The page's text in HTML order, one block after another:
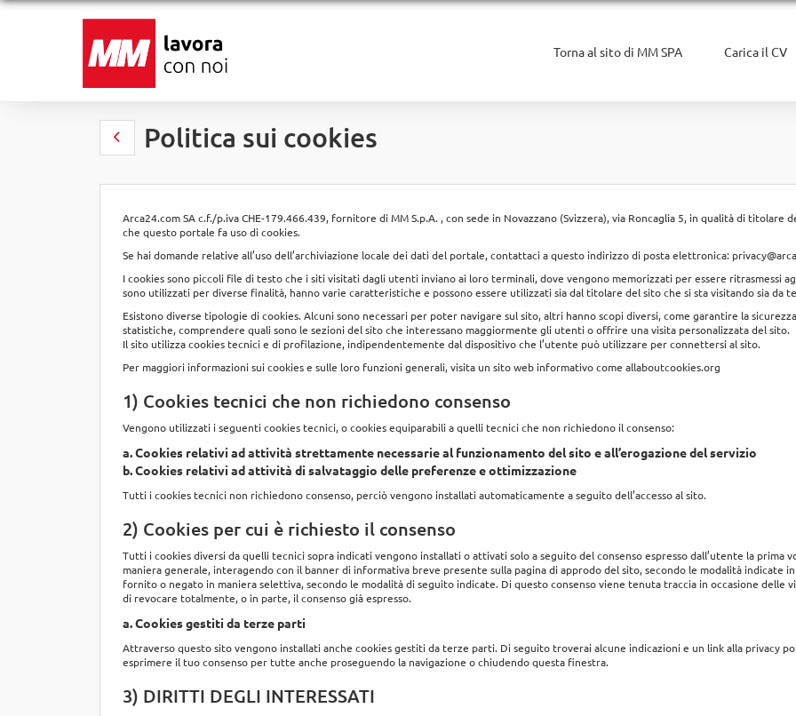
Torna al sito di MM SPA Carica il CV
Politica sui cookies
Arca24.com SA c.f./p.iva CHE-179.466.439, fornitore di MM S.p.A. , con sede in Novazzano (Svizzera), via Roncaglia 5, in qualità di
che questo portale fa uso di cookies.
Se hai domande relative all’uso dell’archiviazione locale dei dati del portale, contattaci a questo indirizzo di posta elettronica:
I cookies sono piccoli file di testo che i siti visitati dagli utenti inviano ai loro terminali, dove vengono memorizzati per essere ritrasmessi
sono utilizzati per diverse finalità, hanno varie caratteristiche e possono essere utilizzati sia dal titolare del sito che si sta visitando sia da
Esistono diverse tipologie di cookies. Alcuni sono necessari per poter navigare sul sito, altri hanno scopi diversi, come garantire la
statistiche, comprendere quali sono le sezioni del sito che interessano maggiormente gli utenti o offrire una visita personalizzata del sito.
Il sito utilizza cookies tecnici e di profilazione, indipendentemente dal dispositivo che l’utente può utilizzare per connettersi al sito.
Per maggiori informazioni sui cookies e sulle loro funzioni generali, visita un sito web informativo come allaboutcookies.org
1) Cookies tecnici che non richiedono consenso
Vengono utilizzati i seguenti cookies tecnici, o cookies equiparabili a quelli tecnici che non richiedono il consenso:
a. Cookies relativi ad attività strettamente necessarie al funzionamento del sito e all’erogazione del servizio
b. Cookies relativi ad attività di salvataggio delle preferenze e ottimizzazione
Tutti i cookies tecnici non richiedono consenso, perciò vengono installati automaticamente a seguito dell’accesso al sito.
2) Cookies per cui è richiesto il consenso
Tutti i cookies diversi da quelli tecnici sopra indicati vengono installati o attivati solo a seguito del consenso espresso dall’utente la prima
maniera generale, interagendo con il banner di informativa breve presente sulla pagina di approdo del sito, secondo le modalità indicate
fornito o negato in maniera selettiva, secondo le modalità di seguito indicate. Di questo consenso viene tenuta traccia in occasione delle
di revocare totalmente, o in parte, il consenso già espresso.
a. Cookies gestiti da terze parti
Attraverso questo sito vengono installati anche cookies gestiti da terze parti. Di seguito troverai alcune indicazioni e un link alla privacy
esprimere il tuo consenso per tutte anche proseguendo la navigazione o chiudendo questa finestra.
3) DIRITTI DEGLI INTERESSATI